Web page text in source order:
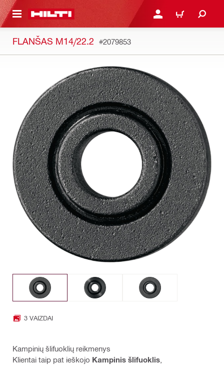
TURINIO PRISIJUNGTI ARBA
PIRKINIŲ
FLANŠAS M14/22.2 #2079853
3 VAIZDAI
Kampinių šlifuoklių reikmenys
Klientai taip pat ieškojo Kampinis šlifuoklis